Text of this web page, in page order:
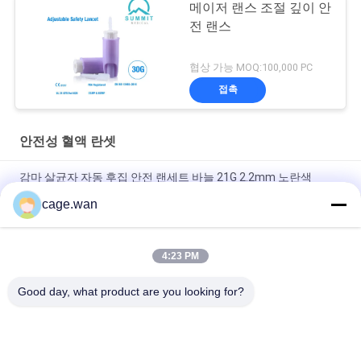
메이저 랜스 조절 깊이 안
전 랜스
협상 가능 MOQ:100,000 PC
접촉
안전성 혈액 란셋
감마 살균자 자동 후집 안전 랜세트 바늘 21G 2.2mm 노란색
신속 시험을 위한 누름 단추식의 안전 난절도 21G 바늘 1.8 밀리미
터 깊이
1.2 밀리미터 1.4 밀리미터 1.8 밀리미터의 3 깊이와 조정 가능 깊
cage.wan
4:23 PM
Good day, what product are you looking for?